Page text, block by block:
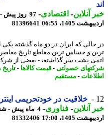
آنلاین-اقتصادی-
1405، 06:55
81396641
که ایران در دو ماه گذشته یکی از
و حساس ترین مقاطع تاریخ معاصر
پشت سر گذاشته، - بعضی از
خصولتی-قیمت کالاها-تاریخ
-مستقیم
خلاقیت در خودتحریمی
آنلاین-فناوری-
4 ماه پیش - شنبه 5
1405، 17:00
81332406